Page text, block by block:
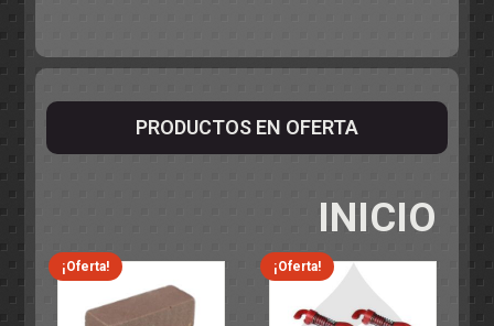
PRODUCTOS EN OFERTA
INICIO
¡Oferta! ¡Oferta!